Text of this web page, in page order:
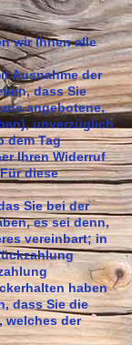
wir Ihnen alle
Ausnahme der
dass Sie
angebotene,
unverzüglich
dem Tag
Ihren Widerruf
diese
Sie bei der
es sei denn,
vereinbart; in
haben
dass Sie die
welches der